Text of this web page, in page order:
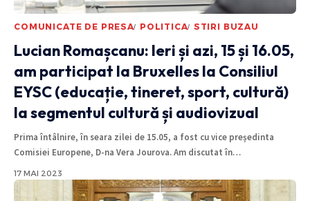
COMUNICATE DE PRESA POLITICA STIRI BUZAU
Lucian Romașcanu: Ieri și azi, 15 și 16.05,
am participat la Bruxelles la Consiliul
EYSC (educație, tineret, sport, cultură)
la segmentul cultură și audiovizual
Prima întâlnire, în seara zilei de 15.05, a fost cu vice președinta
Comisiei Europene, D-na Vera Jourova. Am discutat în…
17 MAI 2023